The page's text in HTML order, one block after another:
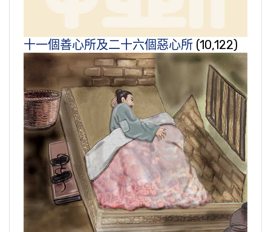
十一個善心所及二十六個惡心所 (10,122)